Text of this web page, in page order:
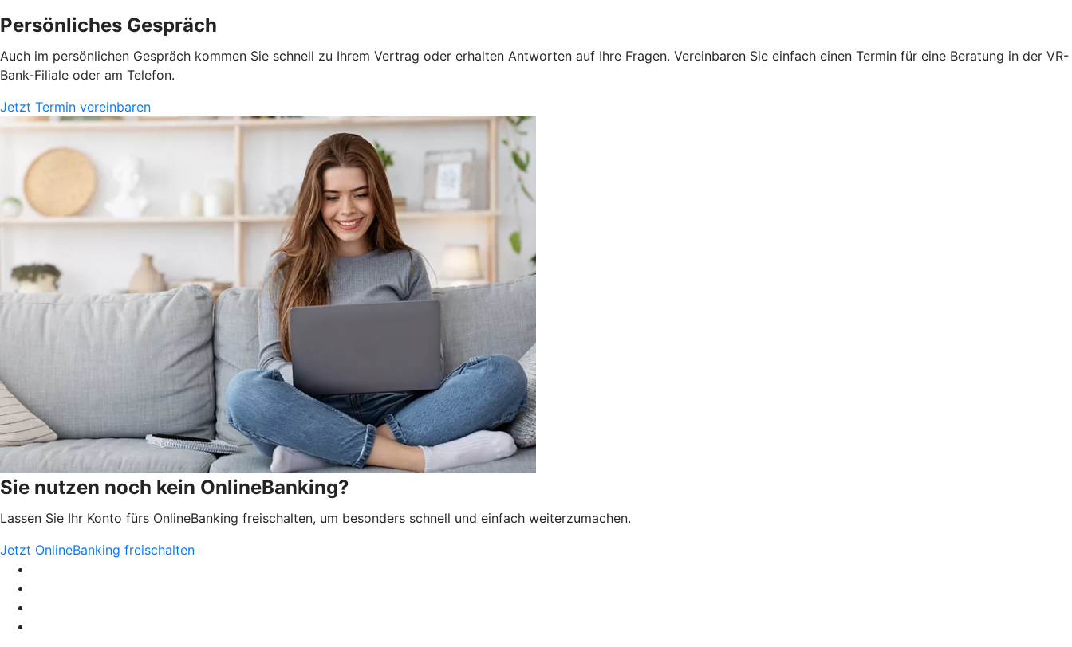
Persönliches Gespräch
Auch im persönlichen Gespräch kommen Sie schnell zu Ihrem Vertrag oder erhalten Antworten auf Ihre Fragen. Vereinbaren Sie einfach einen Termin für eine Beratung in der VR-
Bank-Filiale oder am Telefon.
Jetzt Termin vereinbaren
Sie nutzen noch kein OnlineBanking?
Lassen Sie Ihr Konto fürs OnlineBanking freischalten, um besonders schnell und einfach weiterzumachen.
Jetzt OnlineBanking freischalten